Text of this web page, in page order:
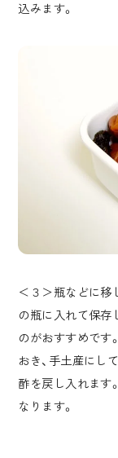
込みます。
＜３＞瓶などに
の瓶に入れて保存
のがおすすめです
おき、手土産にし
酢を戻し入れます
なります。